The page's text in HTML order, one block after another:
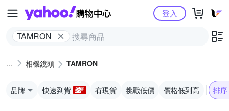
Yahoo購物中心
TAMRON
登入
相機鏡頭 TAMRON
品牌 快速到貨 有現貨 挑戰低價 價格低到高 排序